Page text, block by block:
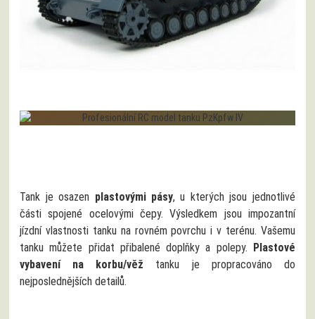
Tank je osazen plastovými pásy, u kterých jsou jednotlivé
části spojené ocelovými čepy. Výsledkem jsou impozantní
jízdní vlastnosti tanku na rovném povrchu i v terénu. Vašemu
tanku můžete přidat přibalené doplňky a polepy. Plastové
vybavení na korbu/věž tanku je propracováno do
nejposlednějších detailů.